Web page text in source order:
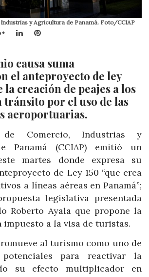
y Agricultura de Panamá. Foto/CCIAP
Google+LinkedInPinterest
causa suma
el anteproyecto de ley
la creación de peajes a los
tránsito por el uso de las
aeroportuarias.
Comercio, Industrias y
Panamá (CCIAP) emitió un
martes donde expresa su
de Ley 150 “que crea
a líneas aéreas en Panamá”;
legislativa presentada
Roberto Ayala que propone la
impuesto a la visa de turistas.
al turismo como uno de
para reactivar la
su efecto multiplicador en